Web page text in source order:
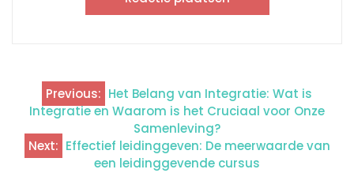
Berichtnavigatie
Previous: Het Belang van Integratie: Wat is
Integratie en Waarom is het Cruciaal voor Onze
Samenleving?
Next: Effectief leidinggeven: De meerwaarde van
een leidinggevende cursus